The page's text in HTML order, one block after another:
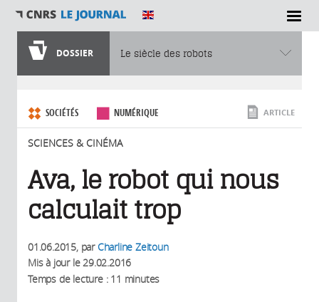
SECTIONS
DOSSIER Le siècle des robots
SOCIÉTÉS NUMÉRIQUE
SCIENCES & CINÉMA
ARTICLE
Ava, le robot qui nous
calculait trop
01.06.2015, parCharline Zeitoun
Mis à jour le29.02.2016
Temps de lecture : 11 minutes